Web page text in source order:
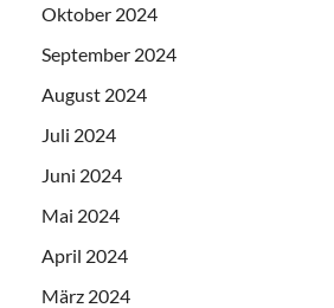
Oktober 2024
September 2024
August 2024
Juli 2024
Juni 2024
Mai 2024
April 2024
März 2024